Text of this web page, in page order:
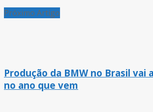
Próximo Artigo
Produção da BMW no Brasil vai
no ano que vem